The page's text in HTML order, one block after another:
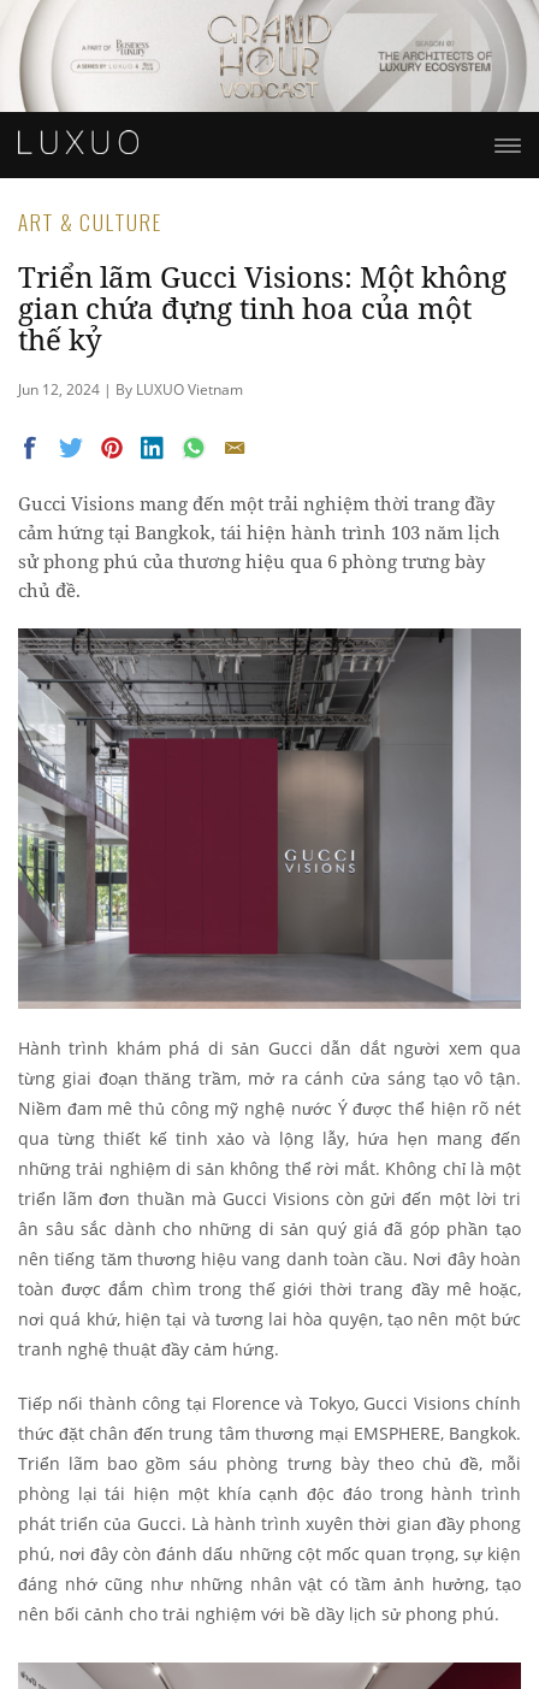
ART & CULTURE
Triển lãm Gucci Visions: Một không
gian chứa đựng tinh hoa của một
thế kỷ
Jun 12, 2024 | By LUXUO Vietnam
Gucci Visions mang đến một trải nghiệm thời trang đầy
cảm hứng tại Bangkok, tái hiện hành trình 103 năm lịch
sử phong phú của thương hiệu qua 6 phòng trưng bày
chủ đề.
Hành trình khám phá di sản Gucci dẫn dắt người xem qua
từng giai đoạn thăng trầm, mở ra cánh cửa sáng tạo vô tận.
Niềm đam mê thủ công mỹ nghệ nước Ý được thể hiện rõ nét
qua từng thiết kế tinh xảo và lộng lẫy, hứa hẹn mang đến
những trải nghiệm di sản không thể rời mắt. Không chỉ là một
triển lãm đơn thuần mà Gucci Visions còn gửi đến một lời tri
ân sâu sắc dành cho những di sản quý giá đã góp phần tạo
nên tiếng tăm thương hiệu vang danh toàn cầu. Nơi đây hoàn
toàn được đắm chìm trong thế giới thời trang đầy mê hoặc,
nơi quá khứ, hiện tại và tương lai hòa quyện, tạo nên một bức
tranh nghệ thuật đầy cảm hứng.
Tiếp nối thành công tại Florence và Tokyo, Gucci Visions chính
thức đặt chân đến trung tâm thương mại EMSPHERE, Bangkok.
Triển lãm bao gồm sáu phòng trưng bày theo chủ đề, mỗi
phòng lại tái hiện một khía cạnh độc đáo trong hành trình
phát triển của Gucci. Là hành trình xuyên thời gian đầy phong
phú, nơi đây còn đánh dấu những cột mốc quan trọng, sự kiện
đáng nhớ cũng như những nhân vật có tầm ảnh hưởng, tạo
nên bối cảnh cho trải nghiệm với bề dầy lịch sử phong phú.